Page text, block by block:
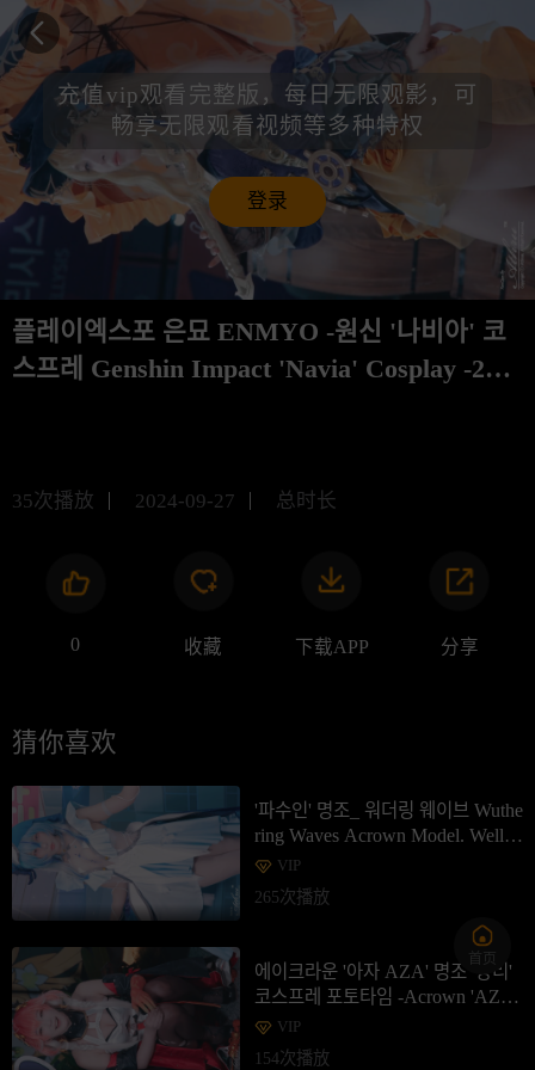
充值vip观看完整版，每日无限观影，可
畅享无限观看视频等多种特权
登录
플레이엑스포 은묘 ENMYO -원신 '나비아' 코
스프레 Genshin Impact 'Navia' Cosplay -202
35次播放 2024-09-27 总时长
0 收藏 下载APP 分享
猜你喜欢
'파수인' 명조_ 워더링 웨이브 Wuthe
ring Waves Acrown Model. Well
포토타임 -제2회 브이페스티벌 4k60
p_2
VIP
265次播放
에이크라운 '아자 AZA' 명조 '장리'
코스프레 포토타임 -Acrown 'AZA
Miyuko' 長離 Changli Cosplay 4k
60p 띵조파크 in 용산_2
VIP
154次播放
首页